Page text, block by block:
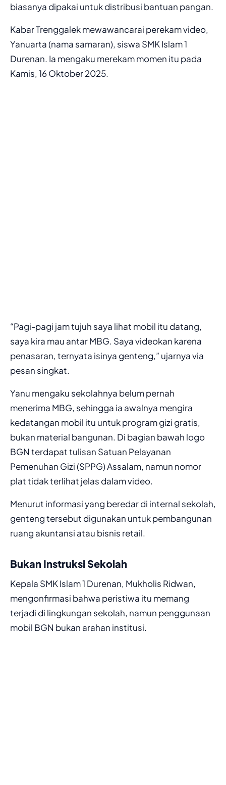
biasanya dipakai untuk distribusi bantuan pangan.
Kabar Trenggalek mewawancarai perekam video,
Yanuarta (nama samaran), siswa SMK Islam 1
Durenan. Ia mengaku merekam momen itu pada
Kamis, 16 Oktober 2025.
“Pagi-pagi jam tujuh saya lihat mobil itu datang,
saya kira mau antar MBG. Saya videokan karena
penasaran, ternyata isinya genteng,” ujarnya via
pesan singkat.
Yanu mengaku sekolahnya belum pernah
menerima MBG, sehingga ia awalnya mengira
kedatangan mobil itu untuk program gizi gratis,
bukan material bangunan. Di bagian bawah logo
BGN terdapat tulisan Satuan Pelayanan
Pemenuhan Gizi (SPPG) Assalam, namun nomor
plat tidak terlihat jelas dalam video.
Menurut informasi yang beredar di internal sekolah,
genteng tersebut digunakan untuk pembangunan
ruang akuntansi atau bisnis retail.
Bukan Instruksi Sekolah
Kepala SMK Islam 1 Durenan, Mukholis Ridwan,
mengonfirmasi bahwa peristiwa itu memang
terjadi di lingkungan sekolah, namun penggunaan
mobil BGN bukan arahan institusi.